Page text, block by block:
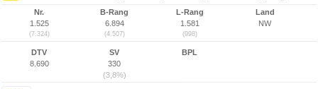
Nr.
1.525
(7.324)
B-Rang
6.894
(4.507)
L-Rang
1.581
(998)
Land
NW
DTV
8.690
SV
330
(3,8%)
BPL